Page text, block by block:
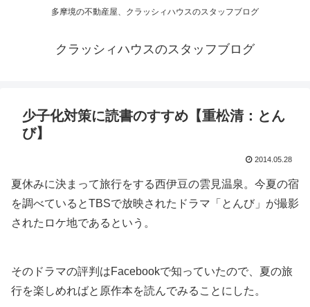
多摩境の不動産屋、クラッシィハウスのスタッフブログ
クラッシィハウスのスタッフブログ
少子化対策に読書のすすめ【重松清：とん
び】
2014.05.28
夏休みに決まって旅行をする西伊豆の雲見温泉。今夏の宿
を調べているとTBSで放映されたドラマ「とんび」が撮影
されたロケ地であるという。
そのドラマの評判はFacebookで知っていたので、夏の旅
行を楽しめればと原作本を読んでみることにした。